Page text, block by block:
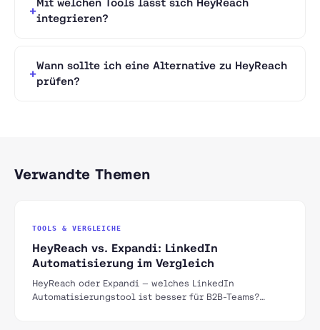
Mit welchen Tools lässt sich HeyReach
integrieren?
Wann sollte ich eine Alternative zu HeyReach
prüfen?
Verwandte Themen
TOOLS & VERGLEICHE
HeyReach vs. Expandi: LinkedIn
Automatisierung im Vergleich
HeyReach oder Expandi — welches LinkedIn
Automatisierungstool ist besser für B2B-Teams?